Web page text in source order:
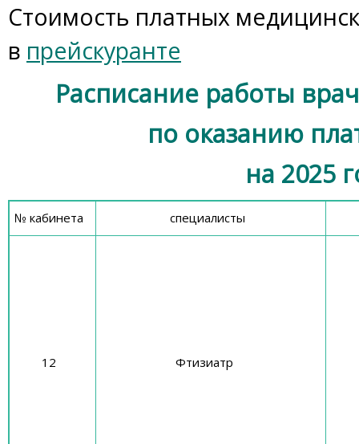
Стоимость платных
в прейскуранте
Расписание работы
по оказанию
на 2025
№ кабинета специалисты
12 Фтизиатр